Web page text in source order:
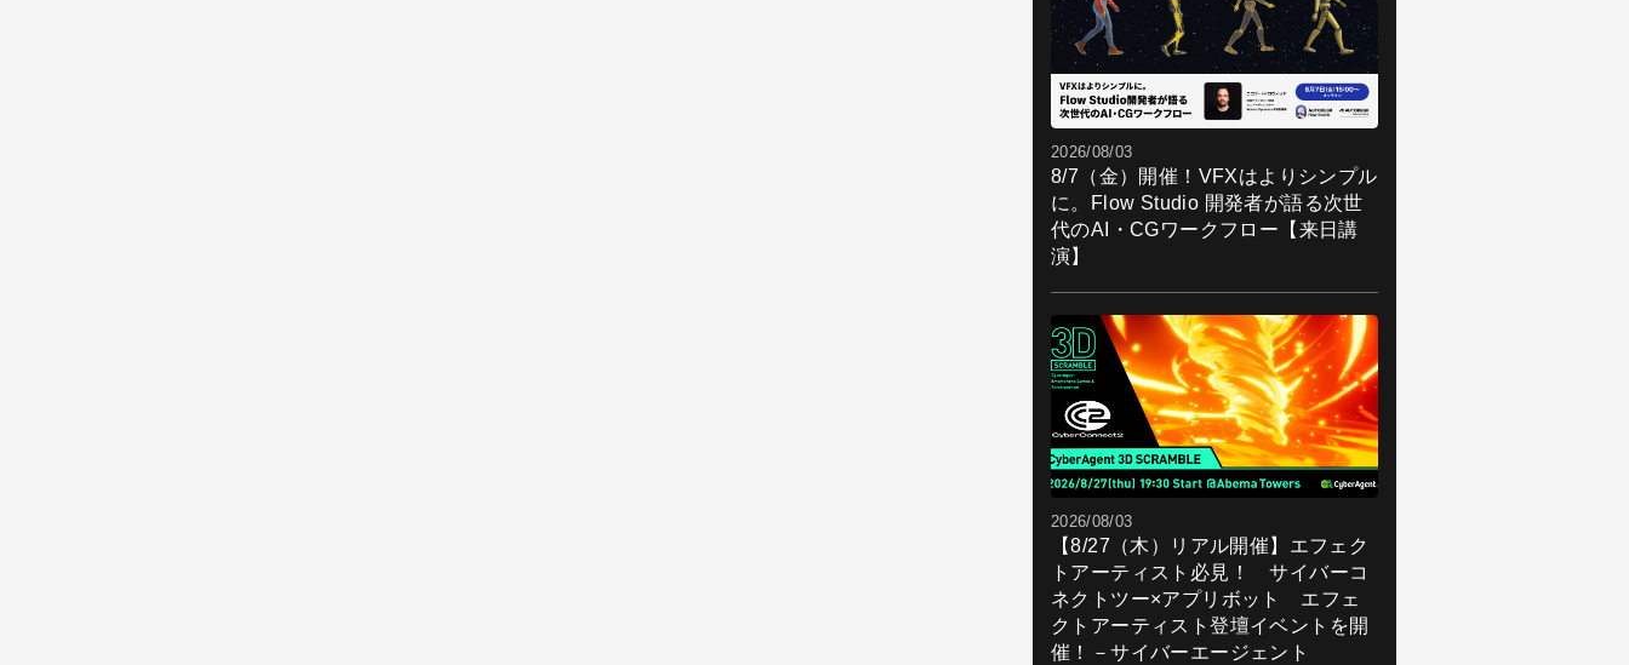
2026/08/03
8/7（金）開催！VFXはよりシンプル
に。Flow Studio 開発者が語る次世
代のAI・CGワークフロー【来日講
演】
2026/08/03
【8/27（木）リアル開催】エフェク
トアーティスト必見！ サイバーコ
ネクトツー×アプリボット エフェ
クトアーティスト登壇イベントを開
催！－サイバーエージェント